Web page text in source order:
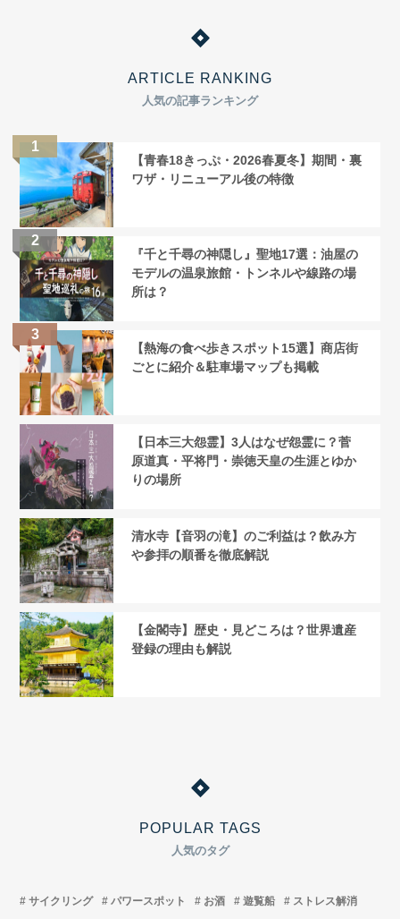
POPULAR TAGS
人気のタグ
サイクリング パワースポット お酒 遊覧船 ストレス解消
ARTICLE RANKING
人気の記事ランキング
【青春18きっぷ・2026春夏冬】期間・裏
ワザ・リニューアル後の特徴
『千と千尋の神隠し』聖地17選：油屋の
モデルの温泉旅館・トンネルや線路の場
所は？
【熱海の食べ歩きスポット15選】商店街
ごとに紹介＆駐車場マップも掲載
【日本三大怨霊】3人はなぜ怨霊に？菅
原道真・平将門・崇徳天皇の生涯とゆか
りの場所
清水寺【音羽の滝】のご利益は？飲み方
や参拝の順番を徹底解説
【金閣寺】歴史・見どころは？世界遺産
登録の理由も解説